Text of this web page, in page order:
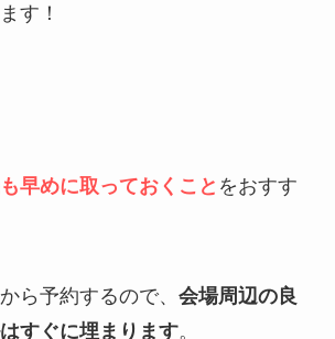
す！
早めに取っておくこと をおすす
ら予約するので、 会場周辺の良
すぐに埋まります。